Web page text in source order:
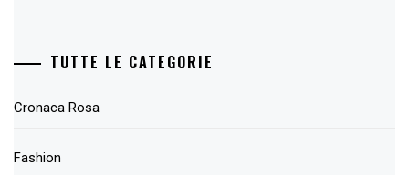
TUTTE LE CATEGORIE
Cronaca Rosa
Fashion